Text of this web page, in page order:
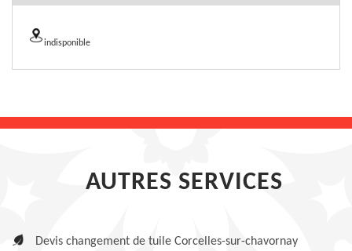
indisponible
AUTRES SERVICES
Devis changement de tuile Corcelles-sur-chavornay